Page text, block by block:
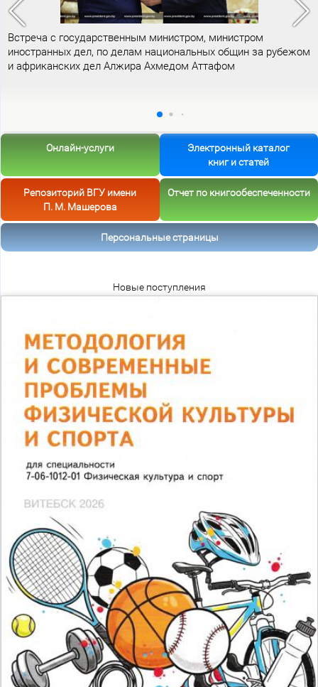
Встреча с государственным министром, министром
иностранных дел, по делам национальных общин за рубежом
и африканских дел Алжира Ахмедом Аттафом
Онлайн-услуги
Электронный каталог
книг и статей
Репозиторий ВГУ имени
П. М. Машерова
Отчет по книгообеспеченности
Персональные страницы
Новые поступления